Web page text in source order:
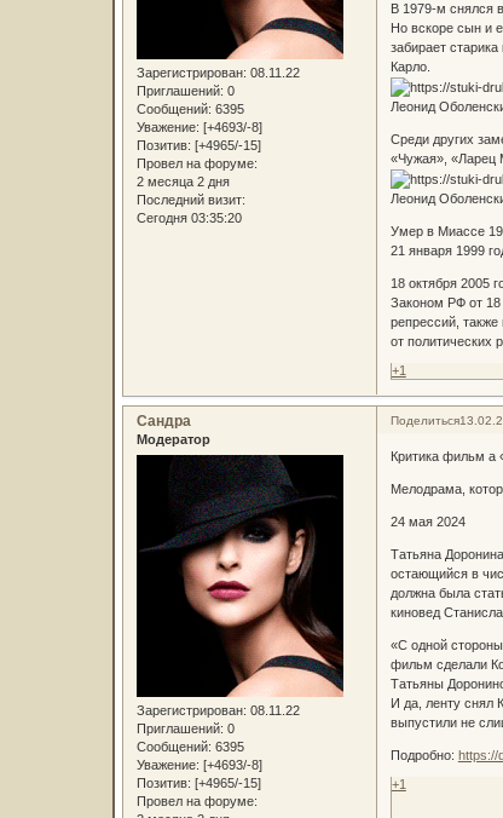
Зарегистрирован: 08.11.22
Приглашений: 0
Сообщений: 6395
Уважение: [+4693/-8]
Позитив: [+4965/-15]
Провел на форуме:
2 месяца 2 дня
Последний визит:
Сегодня 03:35:20
В 1979-м снялся
Но вскоре сын и
забирает
Карло.
Леонид
Среди других
«Чужая», «Ларец
Леонид
Умер в Миассе 19
21 января 1999
18 октября 2005
Законом РФ от 18
репрессий,
от политических
+1
Поделиться
Сандра
Модератор
Зарегистрирован: 08.11.22
Приглашений: 0
Сообщений: 6395
Уважение: [+4693/-8]
Позитив: [+4965/-15]
Провел на форуме:
Критика фильм а
Мелодрама,
24 мая 2024
Татьяна
остающийся в
должна была
киновед
«С одной
фильм сделали
Татьяны
И да, ленту снял
выпустили не
Подробно: https://
+1